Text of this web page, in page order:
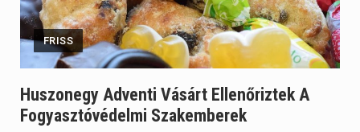
FRISS
Huszonegy Adventi Vásárt Ellenőriztek A
Fogyasztóvédelmi Szakemberek